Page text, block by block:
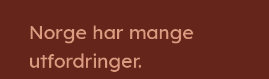
Norge har mange
utfordringer.